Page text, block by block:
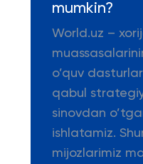
mumkin?
World.uz –
o’quv
qabul
sinovdan
ishlatamiz.
mijozlarimiz